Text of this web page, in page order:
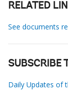
RELATED
See documents
SUBSCRIBE
Daily Updates of